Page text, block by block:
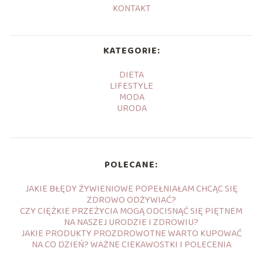
KONTAKT
KATEGORIE:
DIETA
LIFESTYLE
MODA
URODA
POLECANE:
JAKIE BŁĘDY ŻYWIENIOWE POPEŁNIAŁAM CHCĄC SIĘ
ZDROWO ODŻYWIAĆ?
CZY CIĘŻKIE PRZEŻYCIA MOGĄ ODCISNĄĆ SIĘ PIĘTNEM
NA NASZEJ URODZIE I ZDROWIU?
JAKIE PRODUKTY PROZDROWOTNE WARTO KUPOWAĆ
NA CO DZIEŃ? WAŻNE CIEKAWOSTKI I POLECENIA